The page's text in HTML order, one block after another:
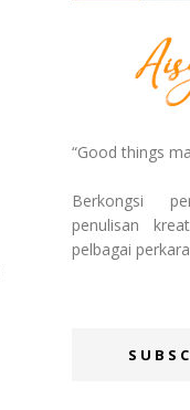
“Good things
Berkongsi
penulisan
pelbagai